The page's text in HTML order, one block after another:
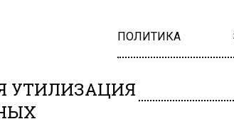
ПОЛИТИКА
УТИЛИЗАЦИЯ